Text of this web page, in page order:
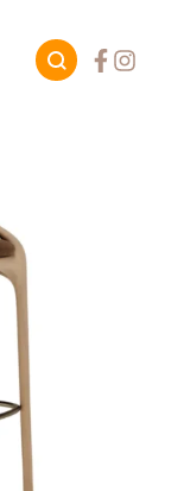
Facebook